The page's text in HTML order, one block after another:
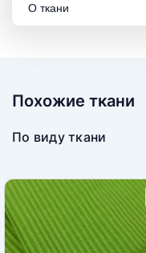
О ткани
Похожие ткани
По виду ткани